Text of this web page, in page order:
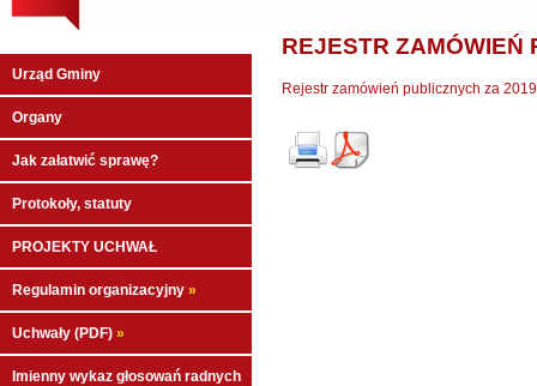
Urząd Gminy
Organy
Jak załatwić sprawę?
Protokoły, statuty
PROJEKTY UCHWAŁ
Regulamin organizacyjny »
Uchwały (PDF) »
Imienny wykaz głosowań radnych
REJESTR ZAMÓWIEŃ
Rejestr zamówień publicznych za